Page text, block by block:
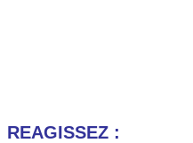
REAGISSEZ :